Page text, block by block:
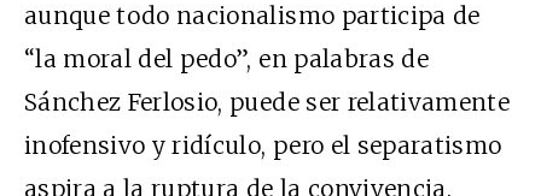
aunque todo nacionalismo participa de
“la moral del pedo”, en palabras de
Sánchez Ferlosio, puede ser relativamente
inofensivo y ridículo, pero el separatismo
aspira a la ruptura de la convivencia.